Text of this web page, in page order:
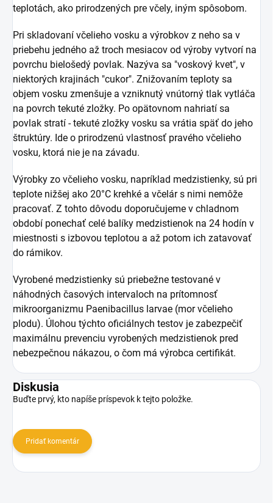
teplotách, ako prirodzených pre včely, iným spôsobom.
Pri skladovaní včelieho vosku a výrobkov z neho sa v
priebehu jedného až troch mesiacov od výroby vytvorí na
povrchu bielošedý povlak. Nazýva sa "voskový kvet", v
niektorých krajinách "cukor". Znižovaním teploty sa
objem vosku zmenšuje a vzniknutý vnútorný tlak vytláča
na povrch tekuté zložky. Po opätovnom nahriatí sa
povlak stratí - tekuté zložky vosku sa vrátia späť do jeho
štruktúry. Ide o prirodzenú vlastnosť pravého včelieho
vosku, ktorá nie je na závadu.
Výrobky zo včelieho vosku, napríklad medzistienky, sú pri
teplote nižšej ako 20°C krehké a včelár s nimi nemôže
pracovať. Z tohto dôvodu doporučujeme v chladnom
období ponechať celé balíky medzistienok na 24 hodín v
miestnosti s izbovou teplotou a až potom ich zatavovať
do rámikov.
Vyrobené medzistienky sú priebežne testované v
náhodných časových intervaloch na prítomnosť
mikroorganizmu Paenibacillus larvae (mor včelieho
plodu). Úlohou týchto oficiálnych testov je zabezpečiť
maximálnu prevenciu vyrobených medzistienok pred
nebezpečnou nákazou, o čom má výrobca certifikát.
Diskusia
Buďte prvý, kto napíše príspevok k tejto položke.
Pridať komentár